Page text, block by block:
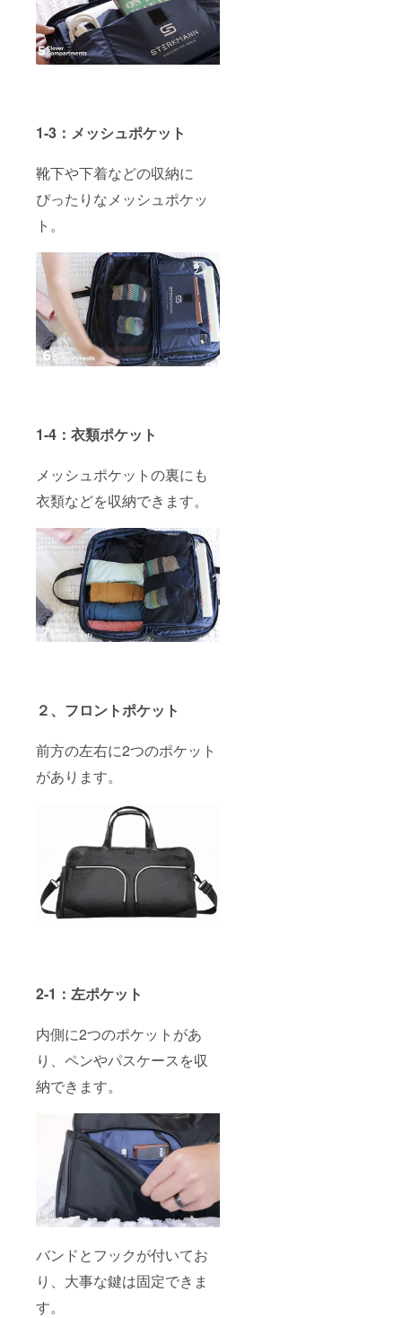
1-3：メッシュポケット
靴下や下着などの収納に
ぴったりなメッシュポケッ
ト。
1-4：衣類ポケット
メッシュポケットの裏にも
衣類などを収納できます。
２、フロントポケット
前方の左右に2つのポケット
があります。
2-1：左ポケット
内側に2つのポケットがあ
り、ペンやパスケースを収
納できます。
バンドとフックが付いてお
り、大事な鍵は固定できま
す。